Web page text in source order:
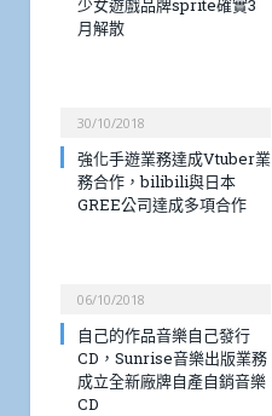
少女遊戲品牌sprite確實3
月解散
30/10/2018
強化手遊業務達成Vtuber業
務合作，bilibili與日本
GREE公司達成多項合作
06/10/2018
自己的作品音樂自己發行
CD，Sunrise音樂出版業務
成立全新廠牌自產自銷音樂
CD